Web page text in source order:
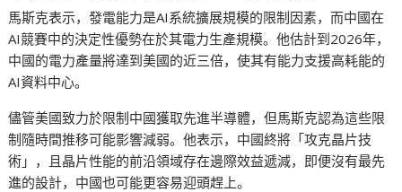
馬斯克表示，發電能力是AI系統擴展規模的限制因素，而中國在
AI競賽中的決定性優勢在於其電力生產規模。他估計到2026年，
中國的電力產量將達到美國的近三倍，使其有能力支援高耗能的
AI資料中心。
儘管美國致力於限制中國獲取先進半導體，但馬斯克認為這些限
制隨時間推移可能影響減弱。他表示，中國終將「攻克晶片技
術」，且晶片性能的前沿領域存在邊際效益遞減，即便沒有最先
進的設計，中國也可能更容易迎頭趕上。